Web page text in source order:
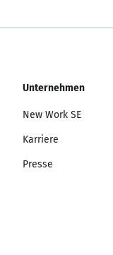
Unternehmen
New Work SE
Karriere
Presse